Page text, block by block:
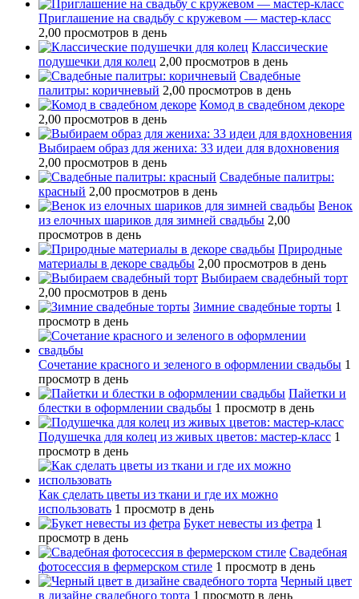
Приглашение на свадьбу с кружевом — мастер-класс
2,00 просмотров в день
Классические
подушечки для колец 2,00 просмотров в день
Свадебные
палитры: коричневый 2,00 просмотров в день
Комод в свадебном декоре
2,00 просмотров в день
Выбираем образ для жениха: 33 идеи для вдохновения
2,00 просмотров в день
Свадебные палитры:
красный 2,00 просмотров в день
Венок
из елочных шариков для зимней свадьбы 2,00
просмотров в день
Природные
материалы в декоре свадьбы 2,00 просмотров в день
Выбираем свадебный торт
2,00 просмотров в день
Зимние свадебные торты 1
просмотр в день
Сочетание красного и зеленого в оформлении свадьбы 1
просмотр в день
Пайетки и
блестки в оформлении свадьбы 1 просмотр в день
Подушечка для колец из живых цветов: мастер-класс 1
просмотр в день
Как сделать цветы из ткани и где их можно
использовать 1 просмотр в день
Букет невесты из фетра 1
просмотр в день
Свадебная
фотосессия в фермерском стиле 1 просмотр в день
Черный цвет
в дизайне свадебного торта 1 просмотр в день